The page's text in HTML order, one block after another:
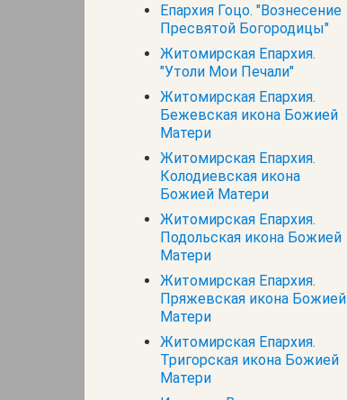
Епархия Гоцо. "Вознесение
Пресвятой Богородицы"
Житомирская Епархия.
"Утоли Мои Печали"
Житомирская Епархия.
Бежевская икона Божией
Матери
Житомирская Епархия.
Колодиевская икона
Божией Матери
Житомирская Епархия.
Подольская икона Божией
Матери
Житомирская Епархия.
Пряжевская икона Божией
Матери
Житомирская Епархия.
Тригорская икона Божией
Матери